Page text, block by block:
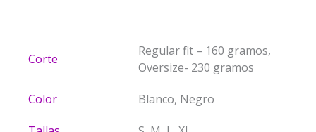
Corte
Regular fit – 160 gramos,
Oversize- 230 gramos
Color Blanco, Negro